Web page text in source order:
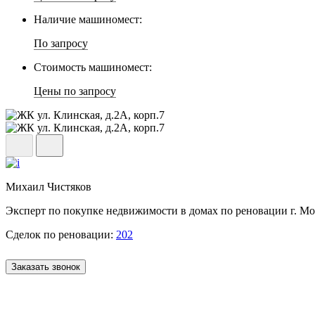
Наличие машиномест:
По запросу
Стоимость машиномест:
Цены по запросу
Михаил Чистяков
Эксперт по покупке недвижимости в домах по реновации г.
Сделок по реновации: 202
Заказать звонок